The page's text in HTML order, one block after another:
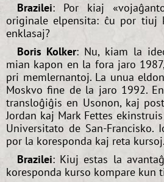
Brazilei: Por kiaj
originale elpensita: ĉu por tiuj
enklasaj?
Boris Kolker: Nu, kiam la
mian kapon en la fora jaro
pri memlernantoj. La unua
Moskvo fine de la jaro 1992.
transloĝiĝis en Usonon, kaj
Jordan kaj Mark Fettes
Universitato de San-
por la koresponda kaj reta kursoj.
Brazilei: Kiuj estas la
koresponda kurso kompare kun